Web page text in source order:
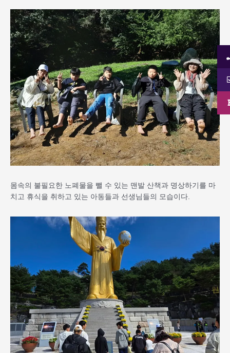
몸속의 불필요한 노폐물을 뺄 수 있는 맨발 산책과 명상하기를 마
치고 휴식을 취하고 있는 아동들과 선생님들의 모습이다.